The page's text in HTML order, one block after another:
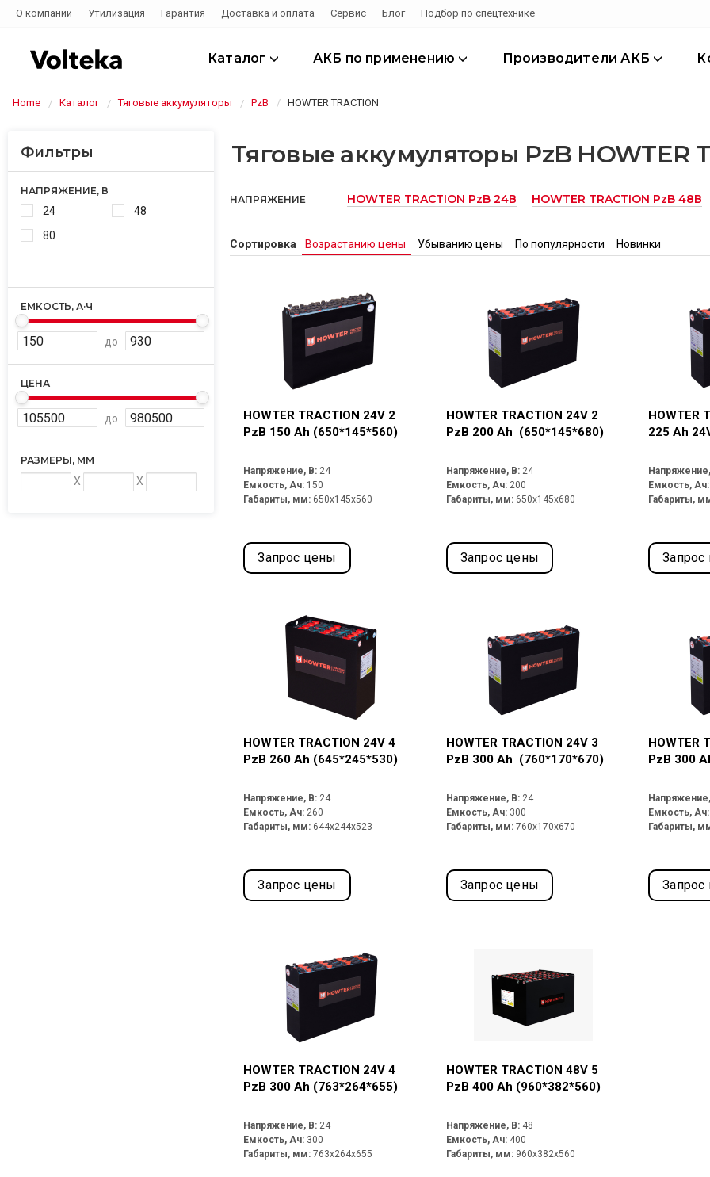
О компании Утилизация Гарантия Доставка и оплата Сервис Блог Подбор по спецтехнике
Каталог АКБ по применению Производители АКБ
Home Каталог Тяговые аккумуляторы PzB HOWTER TRACTION
Тяговые аккумуляторы PzB HOWTER
НАПРЯЖЕНИЕ HOWTER TRACTION PzB 24В HOWTER TRACTION PzB 48В
Сортировка Возрастанию цены Убыванию цены По популярности Новинки
HOWTER TRACTION 24V 2
PzB 150 Ah (650*145*560)
Напряжение, В: 24
Емкость, Ач: 150
Габариты, мм: 650x145x560
Запрос цены
HOWTER TRACTION 24V 2
PzB 200 Ah (650*145*680)
Напряжение, В: 24
Емкость, Ач: 200
Габариты, мм: 650x145x680
Запрос цены
HOWTER
225 Ah
Емкость, Ач:
Габариты,
Запрос
HOWTER TRACTION 24V 4
PzB 260 Ah (645*245*530)
Напряжение, В: 24
Емкость, Ач: 260
Габариты, мм: 644x244x523
Запрос цены
HOWTER TRACTION 24V 3
PzB 300 Ah (760*170*670)
Напряжение, В: 24
Емкость, Ач: 300
Габариты, мм: 760x170x670
Запрос цены
HOWTER
PzB 300
Емкость, Ач:
Габариты,
Запрос
HOWTER TRACTION 24V 4
PzB 300 Ah (763*264*655)
Напряжение, В: 24
Емкость, Ач: 300
Габариты, мм:763x264x655
HOWTER TRACTION 48V 5
PzB 400 Ah (960*382*560)
Напряжение, В: 48
Емкость, Ач: 400
Габариты, мм: 960x382x560
Фильтры
НАПРЯЖЕНИЕ, В
24
48
80
ЕМКОСТЬ, А·Ч
до
ЦЕНА
до
РАЗМЕРЫ, ММ
X X